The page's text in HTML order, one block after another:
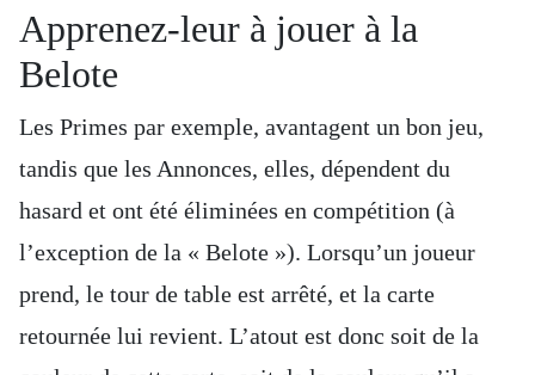
Apprenez-leur à jouer à la
Belote
Les Primes par exemple, avantagent un bon jeu,
tandis que les Annonces, elles, dépendent du
hasard et ont été éliminées en compétition (à
l’exception de la « Belote »). Lorsqu’un joueur
prend, le tour de table est arrêté, et la carte
retournée lui revient. L’atout est donc soit de la